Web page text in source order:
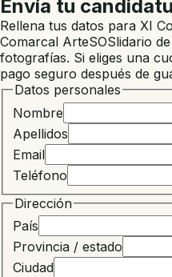
Envía tu
Rellena tus datos para XI
Comarcal ArteSOSlidario
fotografías. Si eliges una
pago seguro después de
Datos personales
Nombre
Apellidos
Email
Teléfono
Dirección
País
Provincia / estado
Ciudad